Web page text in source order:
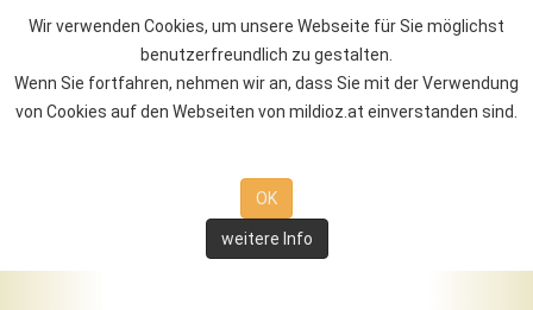
Wir verwenden Cookies, um unsere Webseite für Sie möglichst
benutzerfreundlich zu gestalten.
Wenn Sie fortfahren, nehmen wir an, dass Sie mit der Verwendung
von Cookies auf den Webseiten von mildioz.at einverstanden sind.
OK
weitere Info